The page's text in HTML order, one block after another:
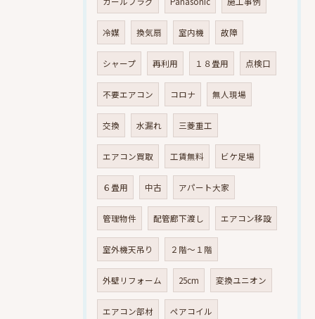
冷媒 換気扇 室内機 故障
シャープ 再利用 １８畳用 点検口
不要エアコン コロナ 無人現場
交換 水漏れ 三菱重工
エアコン買取 工賃無料 ビケ足場
６畳用 中古 アパート大家
管理物件 配管廊下渡し エアコン移設
室外機天吊り ２階～１階
外壁リフォーム 25cm 変換ユニオン
エアコン部材 ペアコイル